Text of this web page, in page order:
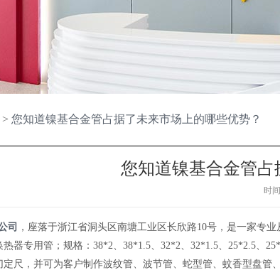
> 您知道镍基合金管占据了未来市场上的哪些优势？
您知道镍基合金管占
时
司
，座落于浙江省洞头区南塘工业区长欣路10号，是一家专
器专用管；规格：38*2、38*1.5、32*2、32*1.5、25*2.5、
定尺，并可为客户制作波纹管、波节管、蛇型管、蚊香型盘